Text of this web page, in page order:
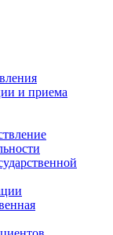
и приема